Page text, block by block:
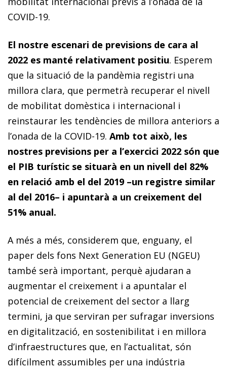
COVID-19.
El nostre escenari de previsions de cara al
2022 es manté relativament positiu. Esperem
que la situació de la pandèmia registri una
millora clara, que permetrà recuperar el nivell
de mobilitat domèstica i internacional i
reinstaurar les tendències de millora anteriors a
l’onada de la COVID-19. Amb tot això, les
nostres previsions per a l’exercici 2022 són que
el PIB turístic se situarà en un nivell del 82%
en relació amb el del 2019 –un registre similar
al del 2016– i apuntarà a un creixement del
51% anual.
A més a més, considerem que, enguany, el
paper dels fons Next Generation EU (NGEU)
també serà important, perquè ajudaran a
augmentar el creixement i a apuntalar el
potencial de creixement del sector a llarg
termini, ja que serviran per sufragar inversions
en digitalització, en sostenibilitat i en millora
d’infraestructures que, en l’actualitat, són
difícilment assumibles per una indústria